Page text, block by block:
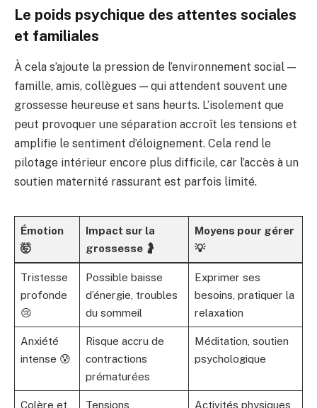
Le poids psychique des attentes sociales
et familiales
À cela s’ajoute la pression de l’environnement social —
famille, amis, collègues — qui attendent souvent une
grossesse heureuse et sans heurts. L’isolement que
peut provoquer une séparation accroît les tensions et
amplifie le sentiment d’éloignement. Cela rend le
pilotage intérieur encore plus difficile, car l’accès à un
soutien maternité rassurant est parfois limité.
Émotion
🤯
Impact sur la
grossesse 🤰
Moyens pour gérer
💡
Tristesse
profonde
😢
Possible baisse
d’énergie, troubles
du sommeil
Exprimer ses
besoins, pratiquer la
relaxation
Anxiété
intense 😰
Risque accru de
contractions
prématurées
Méditation, soutien
psychologique
Colère et Tensions Activités physiques